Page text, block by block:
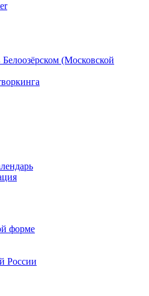
(Московской
форме
России